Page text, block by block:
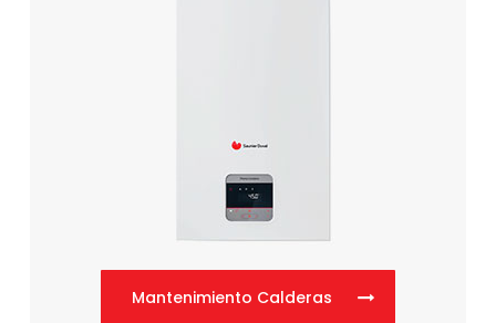
Mantenimiento Calderas